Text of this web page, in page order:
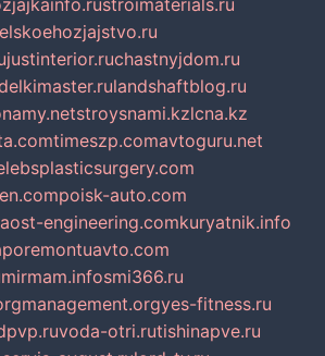
stroimaterials.ru
justinterior.ruchastnyjdom.ru
landshaftblog.ru
stroysnami.kzlcna.kz
timeszp.comavtoguru.net
poisk-auto.com
ost-engineering.comkuryatnik.info
poremontuavto.com
mirmam.infosmi366.ru
yes-fitness.ru
voda-otri.rutishinapve.ru